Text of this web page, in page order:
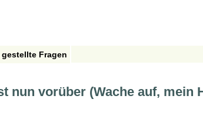
gestellte Fragen
nun vorüber (Wache auf, mein